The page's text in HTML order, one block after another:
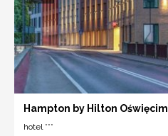
Hampton by Hilton Oświęcim
hotel ***